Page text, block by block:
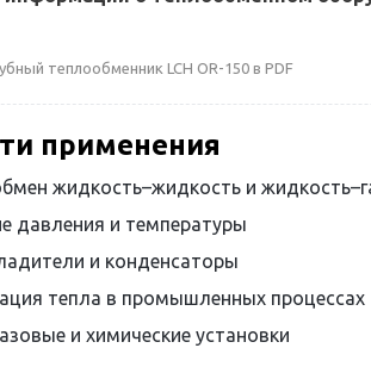
теплообменник LCH OR-150 в PDF
применения
жидкость–жидкость и
давления и температуры
и конденсаторы
тепла в промышленных процессах
и химические установки